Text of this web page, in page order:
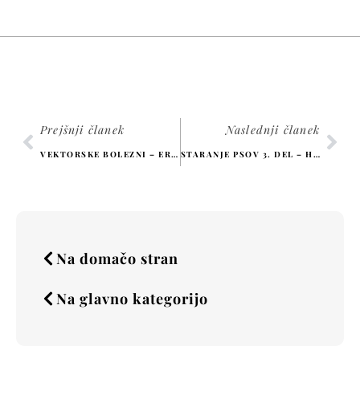
Prejšnji članek
VEKTORSKE BOLEZNI – ERLIHIOZA
Naslednji članek
STARANJE PSOV 3. DEL – HIPOTIORIDIZEM PRI PSIH
Na domačo stran
Na glavno kategorijo